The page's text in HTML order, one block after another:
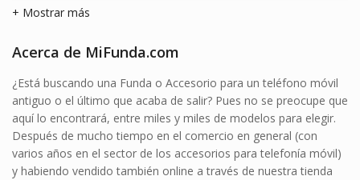
+ Mostrar más
Acerca de MiFunda.com
¿Está buscando una Funda o Accesorio para un teléfono móvil
antiguo o el último que acaba de salir? Pues no se preocupe que
aquí lo encontrará, entre miles y miles de modelos para elegir.
Después de mucho tiempo en el comercio en general (con
varios años en el sector de los accesorios para telefonía móvil)
y habiendo vendido también online a través de nuestra tienda